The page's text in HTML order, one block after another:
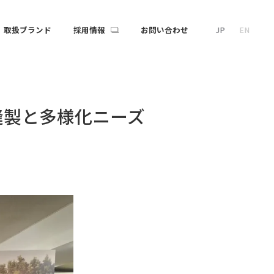
取扱ブランド 採用情報 お問い合わせ JP EN
と多様化ニーズ